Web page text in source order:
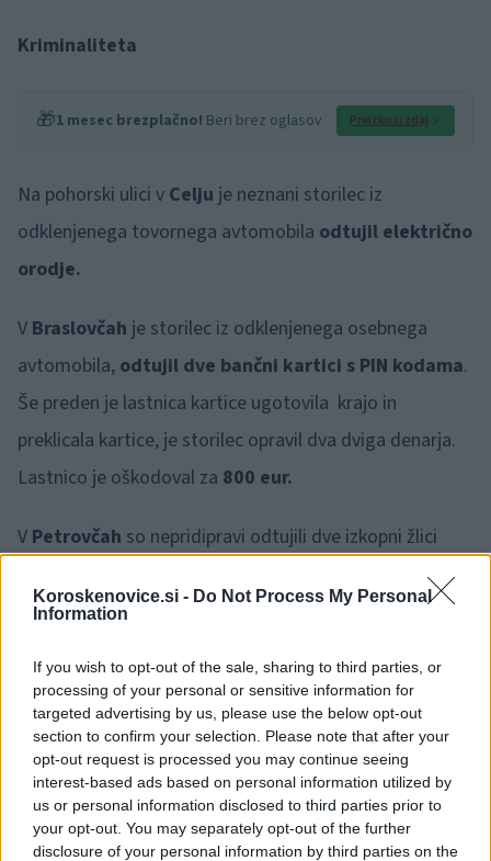
Koroskenovice.si - Do Not Process My Personal
Information
If you wish to opt-out of the sale, sharing to third parties, or
processing of your personal or sensitive information for
targeted advertising by us, please use the below opt-out
section to confirm your selection. Please note that after your
opt-out request is processed you may continue seeing
interest-based ads based on personal information utilized by
us or personal information disclosed to third parties prior to
your opt-out. You may separately opt-out of the further
disclosure of your personal information by third parties on the
Kriminaliteta
🎁1 mesec brezplačno! Beri brez oglasov Preizkusi zdaj
Na pohorski ulici v Celju je neznani storilec iz
odklenjenega tovornega avtomobila odtujil električno
orodje.
V Braslovčah je storilec iz odklenjenega osebnega
avtomobila, odtujil dve bančni kartici s PIN kodama.
Še preden je lastnica kartice ugotovila krajo in
preklicala kartice, je storilec opravil dva dviga denarja.
Lastnico je oškodoval za 800 eur.
V Petrovčah so nepridipravi odtujili dve izkopni žlici
hišico. Odtujenega ni bilo ničesar.
Dravograduso policisti na podlagi klica občana prijeli
in pridržali 20 in 21 letna moška, ki sta vlomila v
tamkajšnji poslovni prostor. Odtujila nista ničesar, zoper
oba sledi kazenska ovadba.